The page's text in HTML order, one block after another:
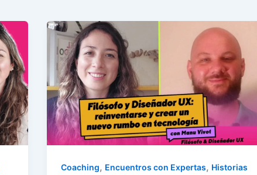
Coaching, Encuentros con Expertas, Historias